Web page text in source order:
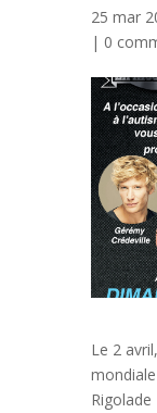
25 mar
| 0
Le 2
Rigolade